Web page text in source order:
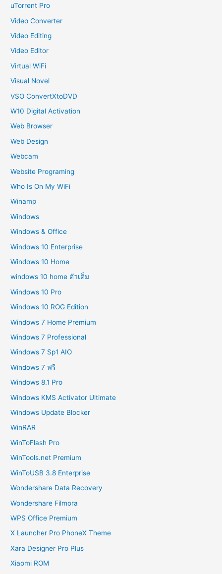
uTorrent Pro
Video Converter
Video Editing
Video Editor
Virtual WiFi
Visual Novel
VSO ConvertXtoDVD
W10 Digital Activation
Web Browser
Web Design
Webcam
Website Programing
Who Is On My WiFi
Winamp
Windows
Windows & Office
Windows 10 Enterprise
Windows 10 Home
windows 10 home ตัวเต็ม
Windows 10 Pro
Windows 10 ROG Edition
Windows 7 Home Premium
Windows 7 Professional
Windows 7 Sp1 AIO
Windows 7 ฟรี
Windows 8.1 Pro
Windows KMS Activator Ultimate
Windows Update Blocker
WinRAR
WinToFlash Pro
WinTools.net Premium
WinToUSB 3.8 Enterprise
Wondershare Data Recovery
Wondershare Filmora
WPS Office Premium
X Launcher Pro PhoneX Theme
Xara Designer Pro Plus
Xiaomi ROM